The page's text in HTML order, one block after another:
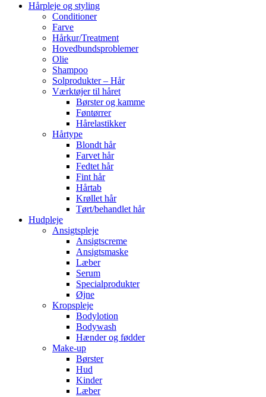
Hårpleje og styling
Conditioner
Farve
Hårkur/Treatment
Hovedbundsproblemer
Olie
Shampoo
Solprodukter – Hår
Værktøjer til håret
Børster og kamme
Føntørrer
Hårelastikker
Hårtype
Blondt hår
Farvet hår
Fedtet hår
Fint hår
Hårtab
Krøllet hår
Tørt/behandlet hår
Hudpleje
Ansigtspleje
Ansigtscreme
Ansigtsmaske
Læber
Serum
Specialprodukter
Øjne
Kropspleje
Bodylotion
Bodywash
Hænder og fødder
Make-up
Børster
Hud
Kinder
Læber